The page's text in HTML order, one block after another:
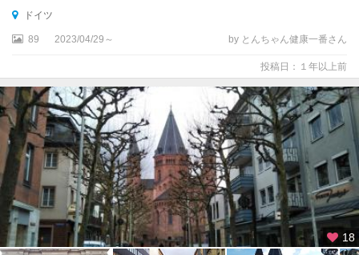
サ
ト
リ
ア
ー
ト
ロ
イ
ヒ
ト
ドイツ
89 2023/04/29～ by とんちゃん健康一番さん
投稿日：１年以上前
18